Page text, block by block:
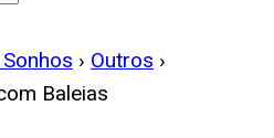
› Outros ›
Baleias